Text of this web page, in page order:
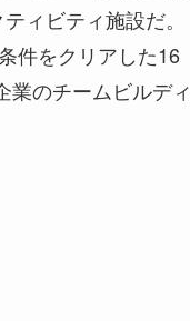
ィビティ施設だ。
件をクリアした16
業のチームビルデ